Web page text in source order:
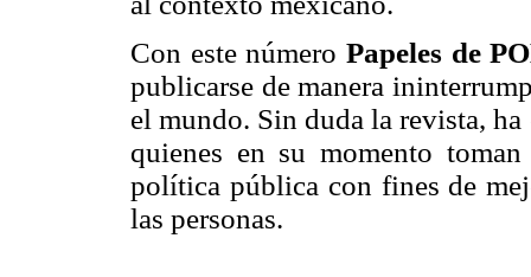
Con este número Papeles de
publicarse de manera
el mundo. Sin duda la revista,
quienes en su momento
política pública con fines de
las personas.